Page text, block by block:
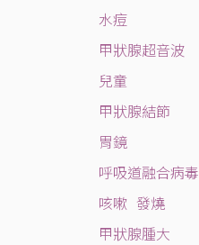
水痘
甲狀腺超音波
兒童
甲狀腺結節
胃鏡
呼吸道融合病毒
咳嗽 發燒
甲狀腺腫大